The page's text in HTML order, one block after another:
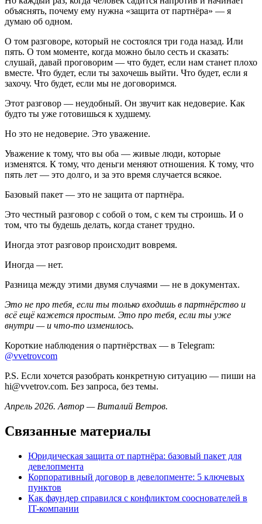
объяснять, почему ему нужна «защита от партнёра» — я
думаю об одном.
О том разговоре, который не состоялся три года назад. Или
пять. О том моменте, когда можно было сесть и сказать:
слушай, давай проговорим — что будет, если нам станет плохо
вместе. Что будет, если ты захочешь выйти. Что будет, если я
захочу. Что будет, если мы не договоримся.
Этот разговор — неудобный. Он звучит как недоверие. Как
будто ты уже готовишься к худшему.
Но это не недоверие. Это уважение.
Уважение к тому, что вы оба — живые люди, которые
изменятся. К тому, что деньги меняют отношения. К тому, что
пять лет — это долго, и за это время случается всякое.
Базовый пакет — это не защита от партнёра.
Это честный разговор с собой о том, с кем ты строишь. И о
том, что ты будешь делать, когда станет трудно.
Иногда этот разговор происходит вовремя.
Иногда — нет.
Разница между этими двумя случаями — не в документах.
Это не про тебя, если ты только входишь в партнёрство и
всё ещё кажется простым. Это про тебя, если ты уже
внутри — и что-то изменилось.
Короткие наблюдения о партнёрствах — в Telegram:
@vvetrovcom
P.S. Если хочется разобрать конкретную ситуацию — пиши на
hi@vvetrov.com. Без запроса, без темы.
Апрель 2026. Автор — Виталий Ветров.
Связанные материалы
Юридическая защита от партнёра: базовый пакет для
девелопмента
Корпоративный договор в девелопменте: 5 ключевых
пунктов
Как фаундер справился с конфликтом сооснователей в
IT-компании